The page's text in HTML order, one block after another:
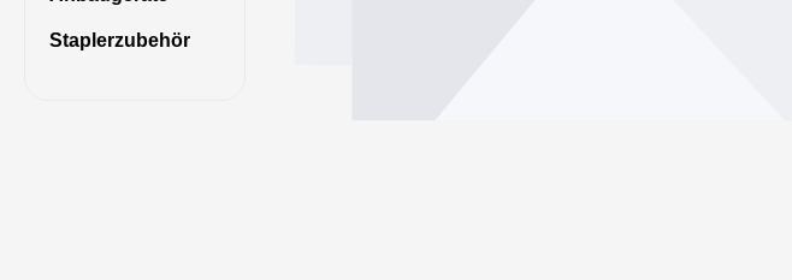
Staplerzubehör